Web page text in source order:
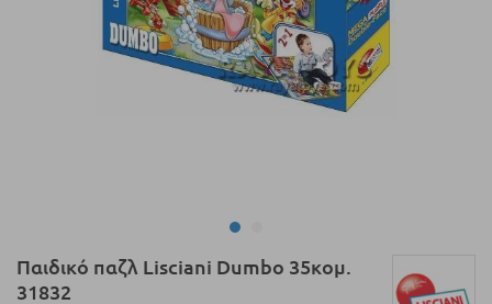
Μετάβαση
στην
Παιδικό παζλ Lisciani Dumbo 35κομ.
31832